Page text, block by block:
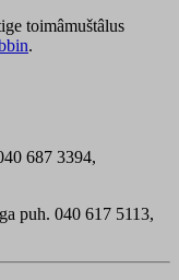
toimâmuštâlus
.
687 3394,
puh. 040 617 5113,